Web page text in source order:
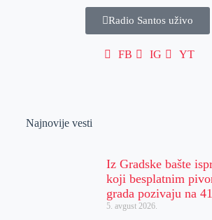
Radio Santos uživo
FB IG YT
Najnovije vesti
Iz Gradske bašte
koji besplatnim
grada pozivaju na
5. avgust 2026.